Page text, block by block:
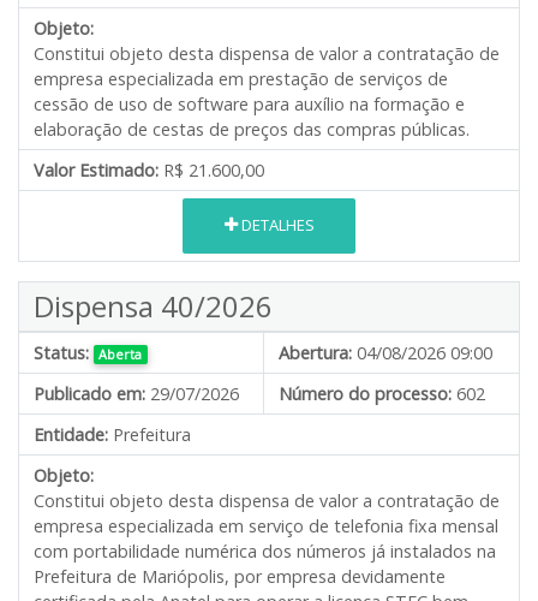
Objeto:
Constitui objeto desta dispensa de valor a contratação de
empresa especializada em prestação de serviços de
cessão de uso de software para auxílio na formação e
elaboração de cestas de preços das compras públicas.
Valor Estimado: R$ 21.600,00
DETALHES
Dispensa 40/2026
Status: Aberta Abertura: 04/08/2026 09:00
Publicado em: 29/07/2026 Número do processo: 602
Entidade: Prefeitura
Objeto:
Constitui objeto desta dispensa de valor a contratação de
empresa especializada em serviço de telefonia fixa mensal
com portabilidade numérica dos números já instalados na
Prefeitura de Mariópolis, por empresa devidamente